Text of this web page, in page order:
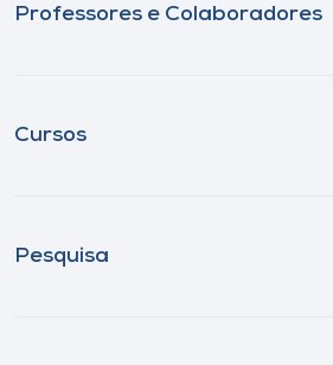
Professores e Colaboradores
Cursos
Pesquisa